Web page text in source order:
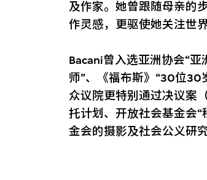
及作家。她曾跟随母亲的
作灵感，更驱使她关注世
Bacani曾入选亚洲协会“
师”、《福布斯》“30位30
众议院更特别通过决议案
托计划、开放社会基金会
金会的摄影及社会公义研